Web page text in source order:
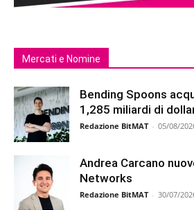
Mercati e Nomine
Bending Spoons
1,285 miliardi di
Redazione BitMAT - 05/08/
Andrea Carcano
Networks
Redazione BitMAT - 30/07/